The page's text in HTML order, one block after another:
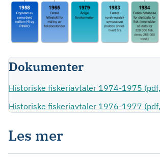
Dokumenter
Historiske fiskeriavtaler 1974-1975
Historiske fiskeriavtaler 1976-1977
Les mer